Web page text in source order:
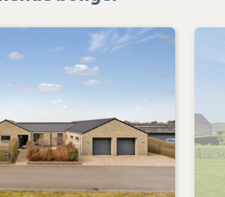
7190
Billund